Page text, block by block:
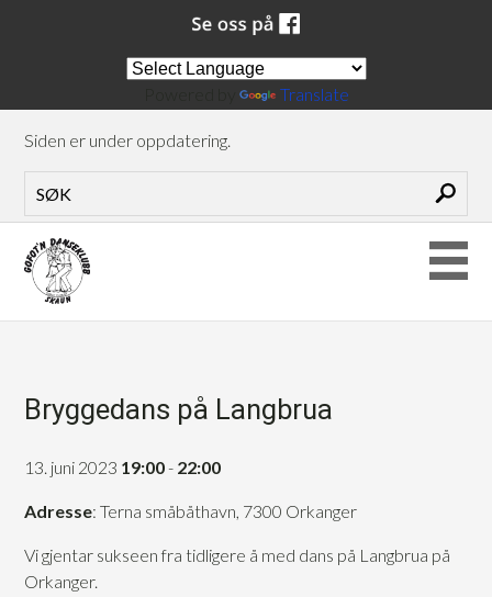
Siden er under oppdatering.
Bryggedans på Langbrua
13. juni 2023 19:00- 22:00
Adresse: Terna småbåthavn, 7300 Orkanger
Vi gjentar sukseen fra tidligere å med dans på Langbrua på
Orkanger.
Translate